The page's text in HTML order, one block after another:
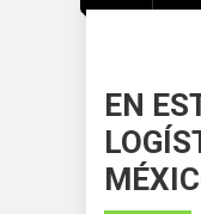
EN